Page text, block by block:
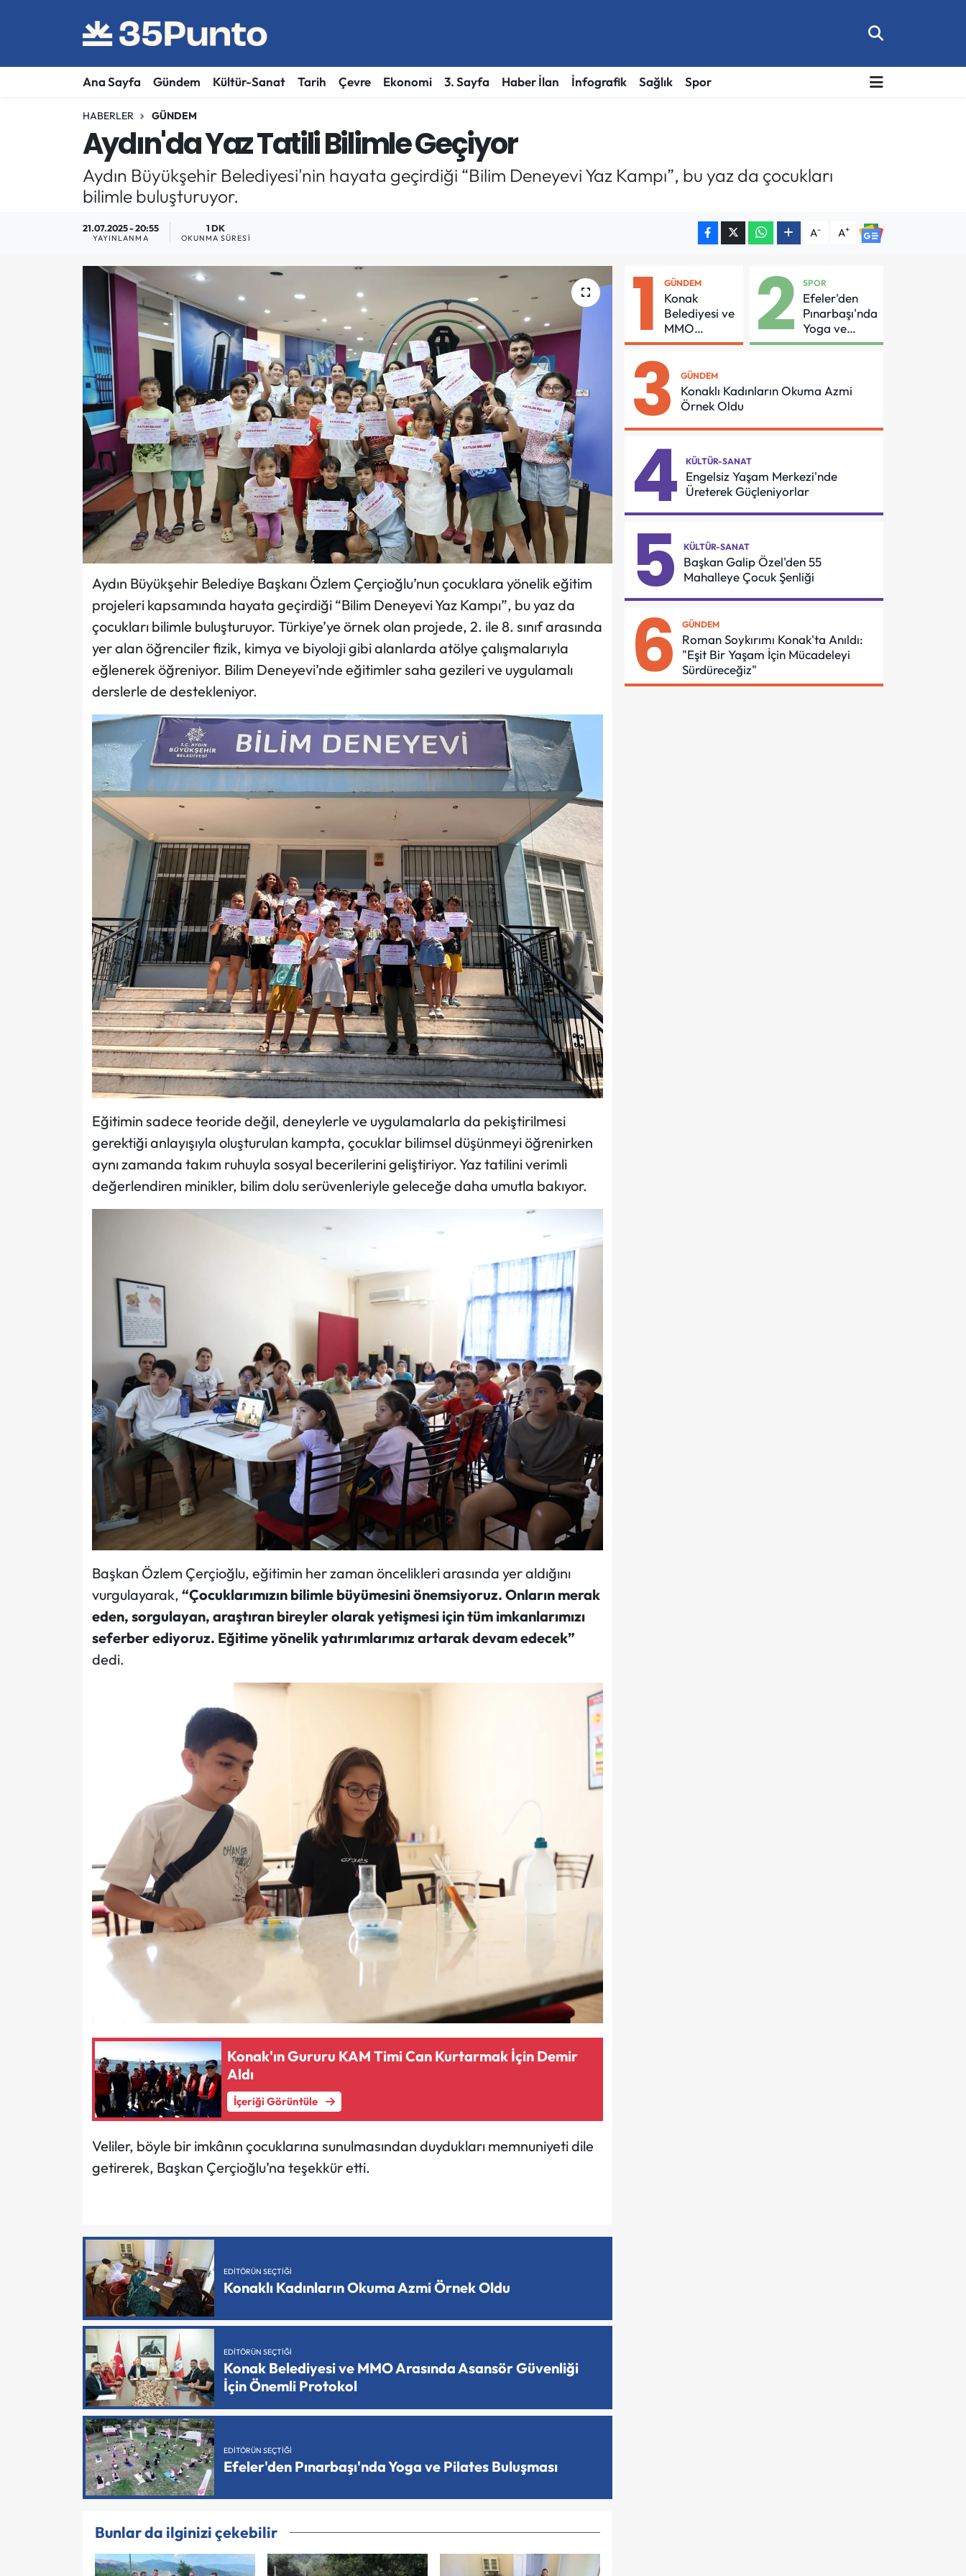
Ana Sayfa Gündem Kültür-Sanat Tarih Çevre Ekonomi 3. Sayfa Haber İlan İnfografik Sağlık Spor
HABERLER GÜNDEM
Aydın'da Yaz Tatili Bilimle Geçiyor
Aydın Büyükşehir Belediyesi'nin hayata geçirdiği “Bilim Deneyevi Yaz Kampı”, bu yaz da çocukları
bilimle buluşturuyor.
21.07.2025 - 20:55
YAYINLANMA
1 DK
OKUNMA SÜRESI A- A+
Aydın Büyükşehir Belediye Başkanı Özlem Çerçioğlu’nun çocuklara yönelik eğitim
projeleri kapsamında hayata geçirdiği “Bilim Deneyevi Yaz Kampı”, bu yaz da
çocukları bilimle buluşturuyor. Türkiye’ye örnek olan projede, 2. ile 8. sınıf arasında
yer alan öğrenciler fizik, kimya ve biyoloji gibi alanlarda atölye çalışmalarıyla
eğlenerek öğreniyor. Bilim Deneyevi’nde eğitimler saha gezileri ve uygulamalı
derslerle de destekleniyor.
Eğitimin sadece teoride değil, deneylerle ve uygulamalarla da pekiştirilmesi
gerektiği anlayışıyla oluşturulan kampta, çocuklar bilimsel düşünmeyi öğrenirken
aynı zamanda takım ruhuyla sosyal becerilerini geliştiriyor. Yaz tatilini verimli
değerlendiren minikler, bilim dolu serüvenleriyle geleceğe daha umutla bakıyor.
Başkan Özlem Çerçioğlu, eğitimin her zaman öncelikleri arasında yer aldığını
vurgulayarak, “Çocuklarımızın bilimle büyümesini önemsiyoruz. Onların merak
eden, sorgulayan, araştıran bireyler olarak yetişmesi için tüm imkanlarımızı
seferber ediyoruz. Eğitime yönelik yatırımlarımız artarak devam edecek”
dedi.
Konak'ın Gururu KAM Timi Can Kurtarmak İçin Demir
Aldı
İçeriği Görüntüle
Veliler, böyle bir imkânın çocuklarına sunulmasından duydukları memnuniyeti dile
getirerek, Başkan Çerçioğlu’na teşekkür etti.
EDITÖRÜN SEÇTIĞI
Konaklı Kadınların Okuma Azmi Örnek Oldu
EDITÖRÜN SEÇTIĞI
Konak Belediyesi ve MMO Arasında Asansör Güvenliği
İçin Önemli Protokol
EDITÖRÜN SEÇTIĞI
Efeler'den Pınarbaşı'nda Yoga ve Pilates Buluşması
Bunlar da ilginizi çekebilir
1 GÜNDEM
Konak
Belediyesi ve
MMO
Arasında
Güvenliği İçin
Önemli
Protokol
2 SPOR
Efeler'den
Pınarbaşı'nda
Yoga ve
Pilates
3 GÜNDEM
Konaklı Kadınların Okuma Azmi
Örnek Oldu
4 KÜLTÜR-SANAT
Engelsiz Yaşam Merkezi'nde
Üreterek Güçleniyorlar
5 KÜLTÜR-SANAT
Başkan Galip Özel'den 55
Mahalleye Çocuk Şenliği
6 GÜNDEM
Roman Soykırımı Konak'ta Anıldı:
"Eşit Bir Yaşam İçin Mücadeleyi
Sürdüreceğiz"